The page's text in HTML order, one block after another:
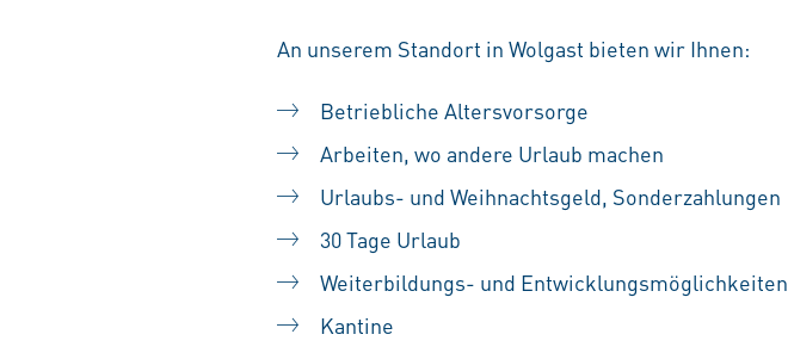
An unserem Standort in Wolgast bieten wir Ihnen:
Betriebliche Altersvorsorge
Arbeiten, wo andere Urlaub machen
Urlaubs- und Weihnachtsgeld, Sonderzahlungen
30 Tage Urlaub
Weiterbildungs- und Entwicklungsmöglichkeiten
Kantine